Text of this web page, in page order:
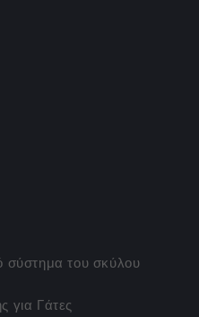
σύστημα του σκύλου
για Γάτες